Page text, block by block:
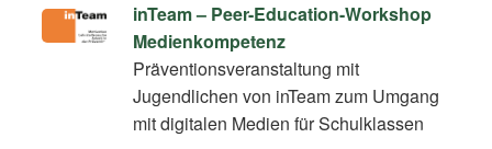
inTeam – Peer-Education-Workshop
Medienkompetenz
Präventionsveranstaltung mit
Jugendlichen von inTeam zum Umgang
mit digitalen Medien für Schulklassen